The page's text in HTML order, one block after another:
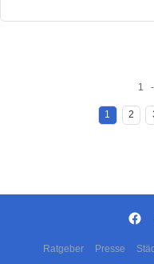
1
1 2
Ratgeber Presse